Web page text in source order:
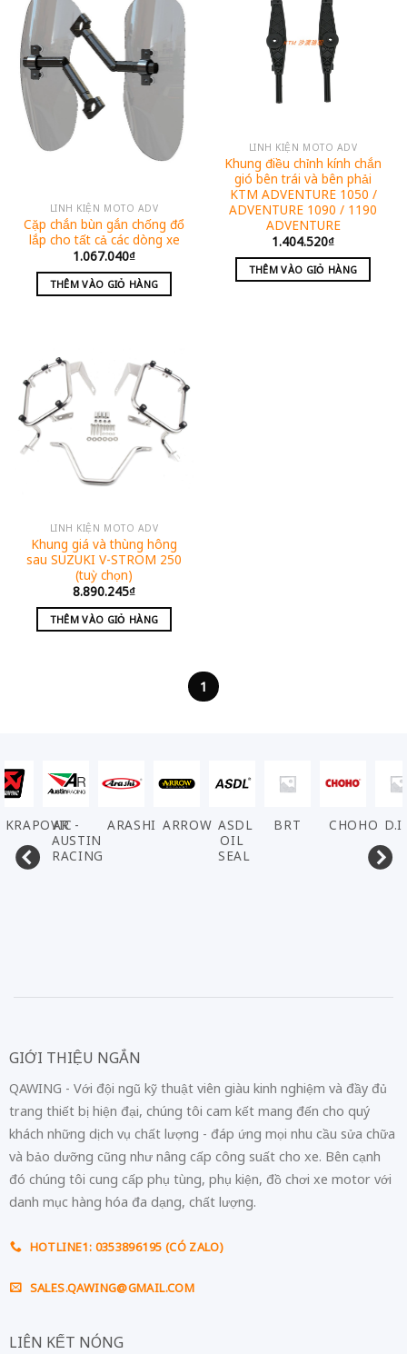
LINH KIỆN MOTO ADV
Cặp chắn bùn gắn chống đổ
lắp cho tất cả các dòng xe
1.067.040₫
THÊM VÀO GIỎ HÀNG
LINH KIỆN MOTO ADV
Khung điều chỉnh kính chắn
gió bên trái và bên phải
KTM ADVENTURE 1050 /
ADVENTURE 1090 / 1190
ADVENTURE
1.404.520₫
THÊM VÀO GIỎ HÀNG
LINH KIỆN MOTO ADV
Khung giá và thùng hông
sau SUZUKI V-STROM 250
(tuỳ chọn)
8.890.245₫
THÊM VÀO GIỎ HÀNG
1
AR -
AUSTIN
RACING
ARASHI ARROW ASDL
OIL
SEAL
BRT CHOHO
GIỚI THIỆU NGẮN
QAWING - Với đội ngũ kỹ thuật viên giàu kinh nghiệm và đầy đủ
trang thiết bị hiện đại, chúng tôi cam kết mang đến cho quý
khách những dịch vụ chất lượng - đáp ứng mọi nhu cầu sửa chữa
và bảo dưỡng cũng như nâng cấp công suất cho xe. Bên cạnh
đó chúng tôi cung cấp phụ tùng, phụ kiện, đồ chơi xe motor với
danh mục hàng hóa đa dạng, chất lượng.
HOTLINE1: 0353896195 (CÓ ZALO)
SALES.QAWING@GMAIL.COM
LIÊN KẾT NÓNG